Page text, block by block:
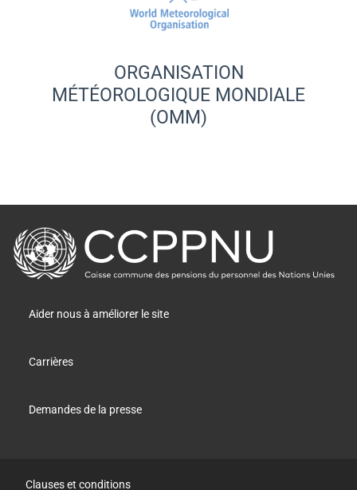
ORGANISATION
MÉTÉOROLOGIQUE MONDIALE
(OMM)
retour
à
la
principale
Aider nous à améliorer le site
Carrières
Demandes de la presse
Clauses et conditions